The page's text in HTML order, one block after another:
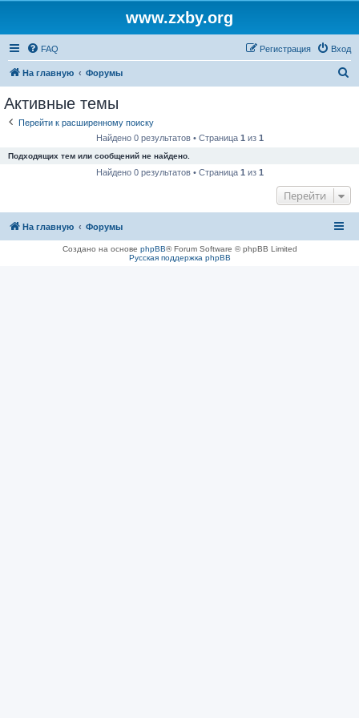
www.zxby.org
FAQ Вход
Регистрация
На главную Форумы
Активные темы
Перейти к расширенному поиску
Найдено 0 результатов • Страница 1 из 1
Подходящих тем или сообщений не найдено.
Найдено 0 результатов • Страница 1 из 1
Перейти
На главную Форумы
Создано на основе phpBB® Forum Software © phpBB Limited
Русская поддержка phpBB